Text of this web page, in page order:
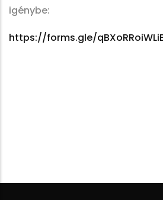
igénybe:
https://forms.gle/